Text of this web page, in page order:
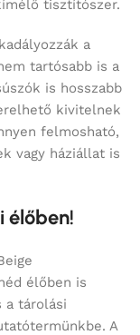
tisztítószer.
a
tartósabb is a
is hosszabb
kivitelnek
felmosható,
vagy háziállat is
élőben!
élőben is
a tárolási
A